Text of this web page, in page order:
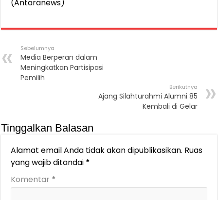
(Antaranews)
Sebelumnya
Media Berperan dalam
Meningkatkan Partisipasi
Pemilih
Berikutnya
Ajang Silahturahmi Alumni 85
Kembali di Gelar
Tinggalkan Balasan
Alamat email Anda tidak akan dipublikasikan. Ruas
yang wajib ditandai *
Komentar *